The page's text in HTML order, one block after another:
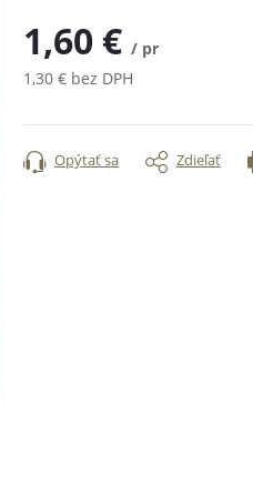
1,60 € / pr
1,30 € bez DPH
cena:
Opýtať sa Zdieľať